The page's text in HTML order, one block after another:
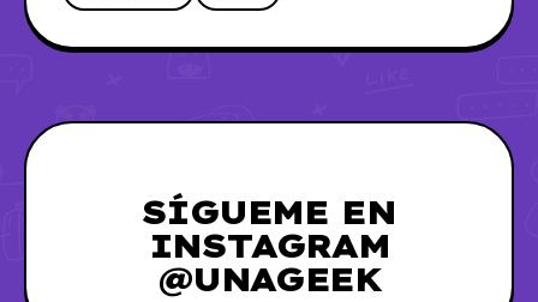
SÍGUEME EN
INSTAGRAM
@UNAGEEK